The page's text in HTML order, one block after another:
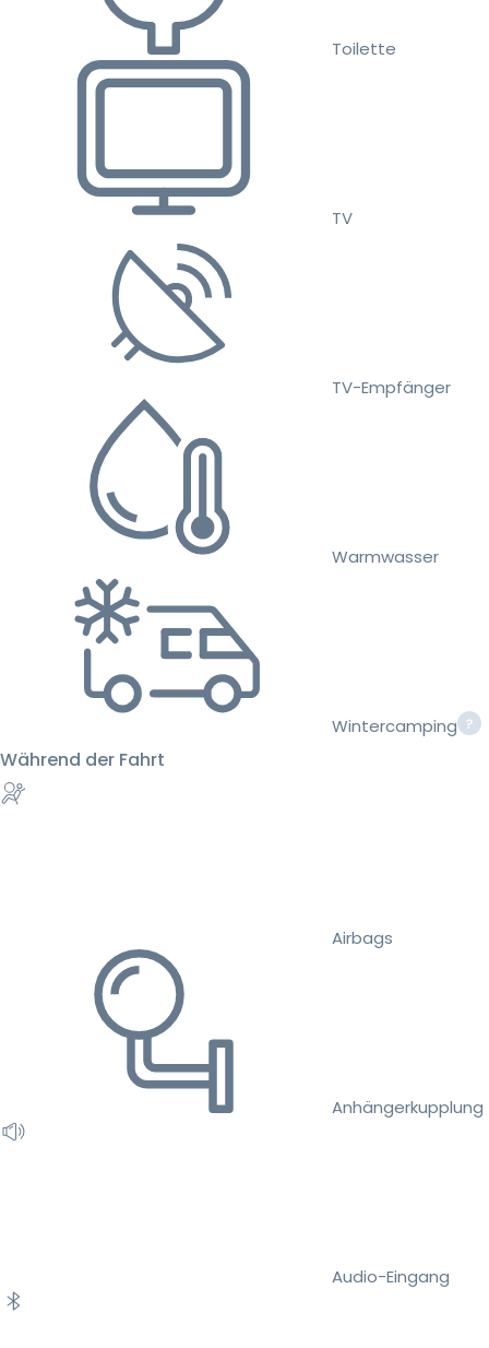
Toilette
TV
TV-Empfänger
Warmwasser
Wintercamping
Während der Fahrt
Airbags
Anhängerkupplung
Audio-Eingang